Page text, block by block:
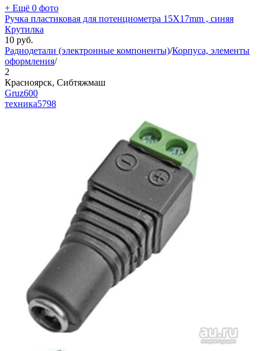
+ Ещё 0 фото
Ручка пластиковая для потенциометра 15X17mm , синяя
Крутилка
10 руб.
Радиодетали (электронные компоненты)/Корпуса, элементы
оформления/
2
Красноярск, Сибтяжмаш
Gruz600
техника5798